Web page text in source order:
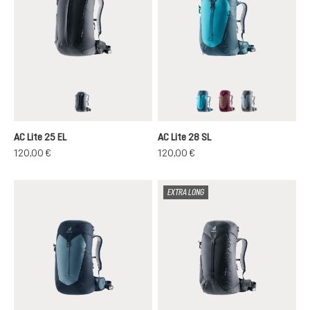
black
AC Lite 25 EL
120,00 €
lagoon-atlantic
ashrose-cassis
shale-
AC Lite 28 SL
120,00 €
EXTRA LONG